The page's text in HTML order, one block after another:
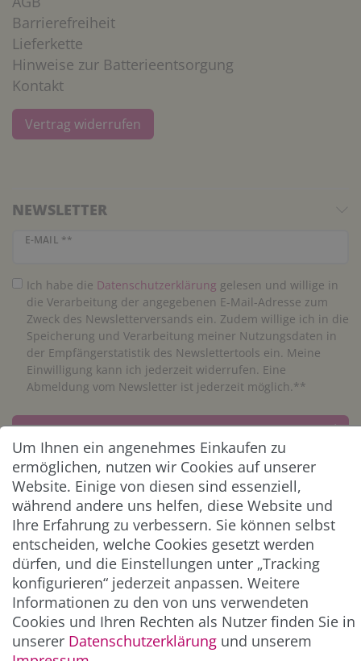
Barrierefreiheit
Lieferkette
Hinweise zur Batterieentsorgung
Kontakt
Vertrag widerrufen
NEWSLETTER
E-MAIL **
Newsletter Honig
Ich habe die Daten­schutz­erklärung gelesen und willige in
die Verarbeitung der angegebenen E-Mail-Adresse zum
Zweck des Newsletterversands ein. Zudem willige ich in die
Speicherung und Verarbeitung meiner Nutzungsdaten in
der Empfängerstatistik des Newslettertools ein. Meine
Einwilligung kann ich jederzeit widerrufen. Eine
Abmeldung vom Newsletter ist jederzeit möglich.**
Abonnieren
** Hierbei handelt es sich um ein Pflichtfeld.
ZAHLUNG & VERSAND
Um Ihnen ein angenehmes Einkaufen zu
ermöglichen, nutzen wir Cookies auf unserer
Website. Einige von diesen sind essenziell,
während andere uns helfen, diese Website und
Ihre Erfahrung zu verbessern. Sie können selbst
entscheiden, welche Cookies gesetzt werden
dürfen, und die Einstellungen unter „Tracking
konfigurieren“ jederzeit anpassen. Weitere
Informationen zu den von uns verwendeten
Cookies und Ihren Rechten als Nutzer finden Sie in
unserer Daten­schutz­erklärung und unserem